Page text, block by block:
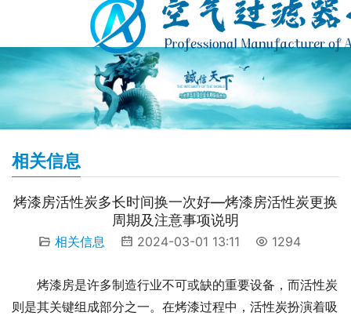
相关信息
烤漆房活性炭多长时间换一次好—烤漆房活性炭更换
周期及注意事项说明
相关信息 2024-03-01 13:11 1294
烤漆房是许多制造行业不可或缺的重要设备，而活性炭
则是其关键组成部分之一。在烤漆过程中，活性炭扮演着吸